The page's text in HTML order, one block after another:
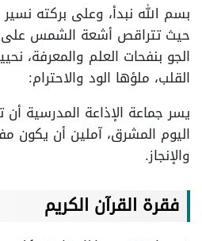
بسم الله نبدأ، وعلى بركته
حيث تتراقص أشعة الشمس على
الجو بنفحات العلم والمعرفة،
القلب، ملؤها الود والاحترام:
يسر جماعة الإذاعة المدرسية
اليوم المشرق، آملين أن يكون
والإنجاز.
فقرة القرآن الكريم